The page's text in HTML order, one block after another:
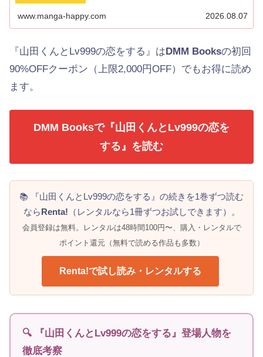
www.manga-happy.com 2026.08.07
『山田くんとLv999の恋をする』はDMM Booksの初回
90%OFFクーポン（上限2,000円OFF）でもお得に読め
ます。
DMM Booksで『山田くんとLv999の恋を
する』を読む
📚 『山田くんとLv999の恋をする』の続きを1巻ずつ読む
なら Renta! （レンタルなら1冊ずつお試しできます）。
会員登録は無料。レンタルは48時間100円〜、購入・レンタルで
ポイント還元（無料で読める作品も多数）
Renta!で試し読み・レンタルする
🔍 『山田くんとLv999の恋をする』登場人物を
徹底考察